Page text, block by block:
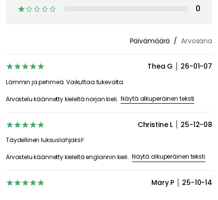
0
Päivämäärä Arvosana
Thea G 26-01-07
Lämmin ja pehmeä. Vaikuttaa tukevalta.
Arvostelu käännetty kieleltä norjan kieli. Näytä alkuperäinen teksti
Christine L 25-12-08
Täydellinen luksuslahjaksi!
Arvostelu käännetty kieleltä englannin kieli. Näytä alkuperäinen teksti
Mary P 25-10-14